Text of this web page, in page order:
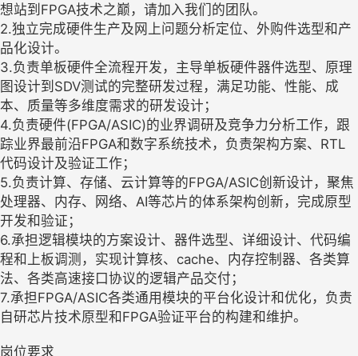
想站到FPGA技术之巅，请加入我们的团队。
2.独立完成硬件生产及网上问题分析定位、外购件选型和产
品化设计。
3.负责单板硬件全流程开发，主导单板硬件器件选型、原理
图设计到SDV测试的完整研发过程，满足功能、性能、成
本、质量等多维度需求的研发设计；
4.负责硬件(FPGA/ASIC)的业界调研及竞争力分析工作，跟
踪业界最前沿FPGA和数字系统技术，负责架构方案、RTL
代码设计及验证工作；
5.负责计算、存储、云计算等的FPGA/ASIC创新设计，聚焦
处理器、内存、网络、AI等芯片的体系架构创新，完成原型
开发和验证；
6.承担逻辑模块的方案设计、器件选型、详细设计、代码编
程和上板调测，实现计算核、cache、内存控制器、各类算
法、各类高速接口协议的逻辑产品交付；
7.承担FPGA/ASIC各类通用模块的平台化设计和优化，负责
自研芯片技术原型和FPGA验证平台的构建和维护。
岗位要求